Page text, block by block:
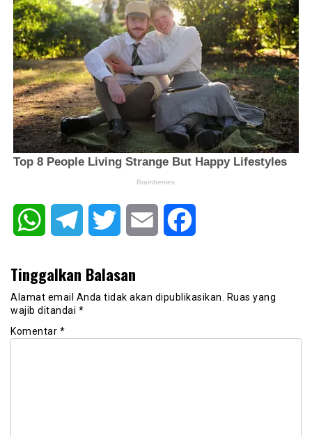
WhatsAppTelegram Twitter Email
Tinggalkan Balasan
Alamat email Anda tidak akan dipublikasikan.
Ruas yang
wajib ditandai *
Komentar *